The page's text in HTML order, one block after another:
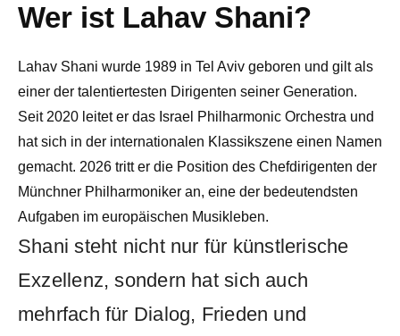
Wer ist Lahav Shani?
Lahav Shani wurde 1989 in Tel Aviv geboren und gilt als
einer der talentiertesten Dirigenten seiner Generation.
Seit 2020 leitet er das Israel Philharmonic Orchestra und
hat sich in der internationalen Klassikszene einen Namen
gemacht. 2026 tritt er die Position des Chefdirigenten der
Münchner Philharmoniker an, eine der bedeutendsten
Aufgaben im europäischen Musikleben.
Shani steht nicht nur für künstlerische
Exzellenz, sondern hat sich auch
mehrfach für Dialog, Frieden und